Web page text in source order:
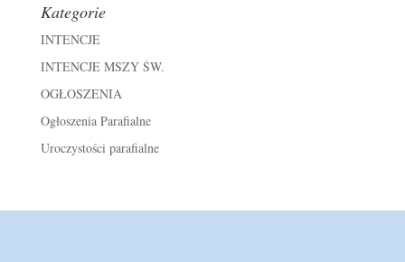
Kategorie
INTENCJE
INTENCJE MSZY ŚW.
OGŁOSZENIA
Ogłoszenia Parafialne
Uroczystości parafialne